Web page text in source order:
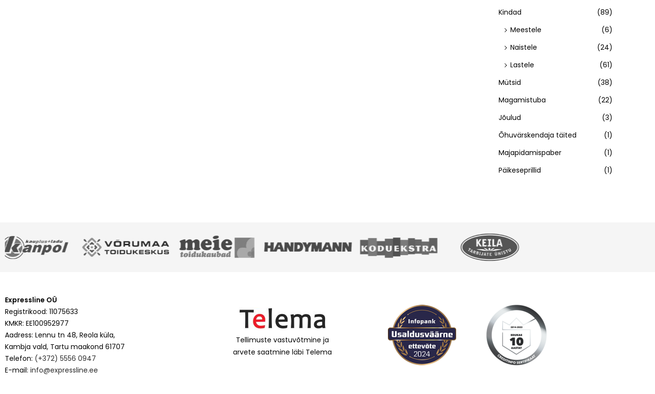
Kindad
(89)
Meestele
(6)
Naistele
(24)
Lastele
(61)
Mütsid
(38)
Magamistuba
(22)
Jõulud
(3)
Õhuvärskendaja täited
(1)
Majapidamispaber
(1)
Päikeseprillid
(1)
Expressline OÜ
Registrikood: 11075633
KMKR: EE100952977
Aadress: Lennu tn 48, Reola küla,
Kambja vald, Tartu maakond 61707
Telefon: (+372) 5556 0947
E-mail: info@expressline.ee
Tellimuste vastuvõtmine ja
arvete saatmine läbi Telema